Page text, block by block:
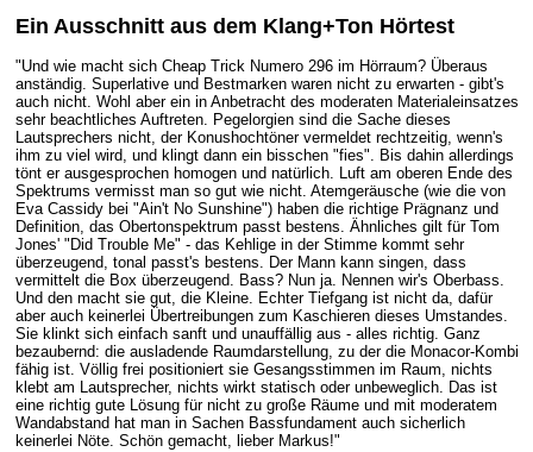
Ein Ausschnitt aus dem Klang+Ton Hörtest
"Und wie macht sich Cheap Trick Numero 296 im Hörraum? Überaus
anständig. Superlative und Bestmarken waren nicht zu erwarten - gibt's
auch nicht. Wohl aber ein in Anbetracht des moderaten Materialeinsatzes
sehr beachtliches Auftreten. Pegelorgien sind die Sache dieses
Lautsprechers nicht, der Konushochtöner vermeldet rechtzeitig, wenn's
ihm zu viel wird, und klingt dann ein bisschen "fies". Bis dahin allerdings
tönt er ausgesprochen homogen und natürlich. Luft am oberen Ende des
Spektrums vermisst man so gut wie nicht. Atemgeräusche (wie die von
Eva Cassidy bei "Ain't No Sunshine") haben die richtige Prägnanz und
Definition, das Obertonspektrum passt bestens. Ähnliches gilt für Tom
Jones' "Did Trouble Me" - das Kehlige in der Stimme kommt sehr
überzeugend, tonal passt's bestens. Der Mann kann singen, dass
vermittelt die Box überzeugend. Bass? Nun ja. Nennen wir's Oberbass.
Und den macht sie gut, die Kleine. Echter Tiefgang ist nicht da, dafür
aber auch keinerlei Übertreibungen zum Kaschieren dieses Umstandes.
Sie klinkt sich einfach sanft und unauffällig aus - alles richtig. Ganz
bezaubernd: die ausladende Raumdarstellung, zu der die Monacor-Kombi
fähig ist. Völlig frei positioniert sie Gesangsstimmen im Raum, nichts
klebt am Lautsprecher, nichts wirkt statisch oder unbeweglich. Das ist
eine richtig gute Lösung für nicht zu große Räume und mit moderatem
Wandabstand hat man in Sachen Bassfundament auch sicherlich
keinerlei Nöte. Schön gemacht, lieber Markus!"